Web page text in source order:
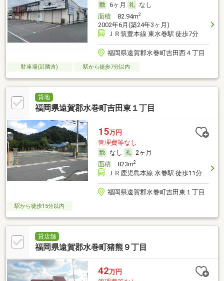
6ヶ月
なし
面積82.94m2
2002年6月(築24年3ヶ月)
ＪＲ筑豊本線 東水巻駅 徒歩7分
福岡県遠賀郡水巻町吉田西４丁目
駐車場(近隣含) 駅から徒歩7分以内
貸地
福岡県遠賀郡水巻町吉田東１丁目
15万円
管理費等なし
なし
2ヶ月
面積823m2
ＪＲ鹿児島本線 水巻駅 徒歩11分
福岡県遠賀郡水巻町吉田東１丁目
駅から徒歩15分以内
貸店舗
福岡県遠賀郡水巻町猪熊９丁目
42万円